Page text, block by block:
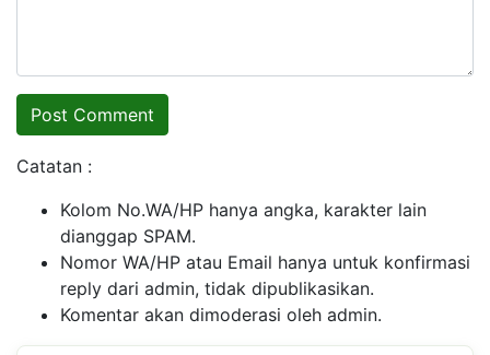
Catatan :
Kolom No.WA/HP hanya angka, karakter lain
dianggap SPAM.
Nomor WA/HP atau Email hanya untuk konfirmasi
reply dari admin, tidak dipublikasikan.
Komentar akan dimoderasi oleh admin.